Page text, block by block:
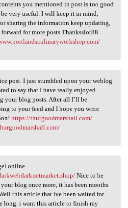
you
you mentioned in post is too good
be very useful. I will keep it in mind,
sharing the information keep updating,
for more posts.Thanksslot88
post. I just
post. I just stumbled upon your weblog
to say that I have really enjoyed
your blog posts. After all I’ll be
to your feed and I hope you write
https://thurgoodmarshall.com/
online https:/
online
Nice to be
blog once more, it has been months
this article that ive been waited for
long. i want this article to finish my